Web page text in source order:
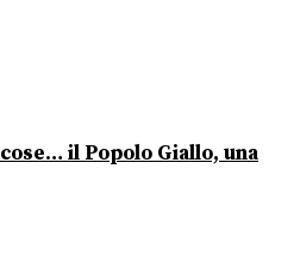
il Popolo Giallo, una